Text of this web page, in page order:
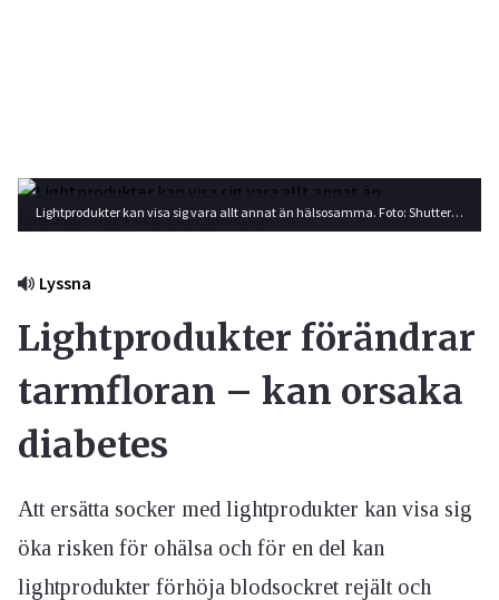
Lightprodukter kan visa sig vara allt annat än hälsosamma. Foto: Shutterstock
Lyssna
Lightprodukter förändrar
tarmfloran – kan orsaka
diabetes
Att ersätta socker med lightprodukter kan visa sig
öka risken för ohälsa och för en del kan
lightprodukter förhöja blodsockret rejält och